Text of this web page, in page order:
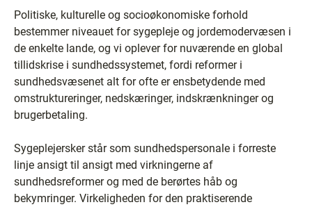
Politiske, kulturelle og socioøkonomiske forhold
bestemmer niveauet for sygepleje og jordemodervæsen i
de enkelte lande, og vi oplever for nuværende en global
tillidskrise i sundhedssystemet, fordi reformer i
sundhedsvæsenet alt for ofte er ensbetydende med
omstruktureringer, nedskæringer, indskrænkninger og
brugerbetaling.
Sygeplejersker står som sundhedspersonale i forreste
linje ansigt til ansigt med virkningerne af
sundhedsreformer og med de berørtes håb og
bekymringer. Virkeligheden for den praktiserende